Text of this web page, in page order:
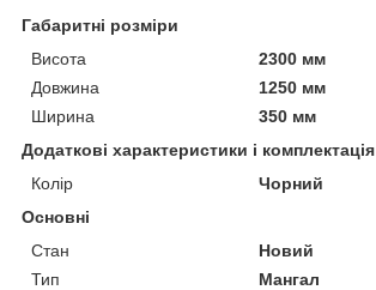
Габаритні розміри
Висота
2300 мм
Довжина
1250 мм
Ширина
350 мм
Додаткові характеристики і комплектація
Колір
Чорний
Основні
Стан
Новий
Тип
Мангал